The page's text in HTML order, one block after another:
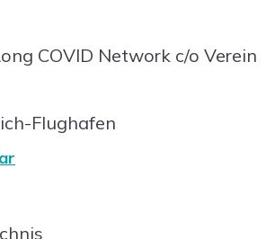
COVID Network c/o Verein
Flughafen